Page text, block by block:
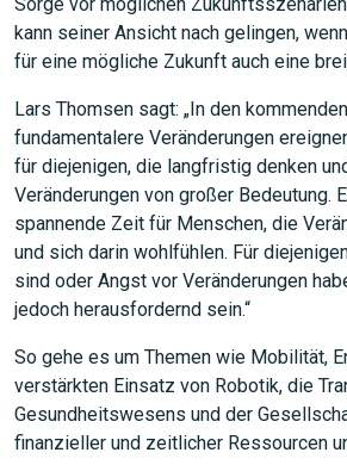
kann seiner Ansicht nach gelingen,
für eine mögliche Zukunft auch eine
Lars Thomsen sagt: „In den
fundamentalere Veränderungen
für diejenigen, die langfristig denken
Veränderungen von großer Bedeutung.
spannende Zeit für Menschen, die
und sich darin wohlfühlen. Für
sind oder Angst vor Veränderungen
jedoch herausfordernd sein.“
So gehe es um Themen wie Mobilität,
verstärkten Einsatz von Robotik, die
Gesundheitswesens und der
finanzieller und zeitlicher Ressourcen